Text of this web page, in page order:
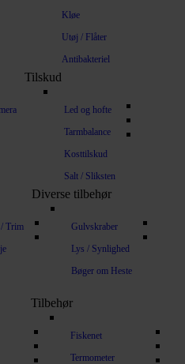
Kløe
Utøj / Flåter
Antibakteriel
Tilskud
Led og hofte
Tarmbalance
Kosttilskud
Salt / Sliksten
Trim
Diverse tilbehør
Gulvskraber
Lys / Synlighed
Bøger om Heste
Tilbehør
Fiskenet
Termometer